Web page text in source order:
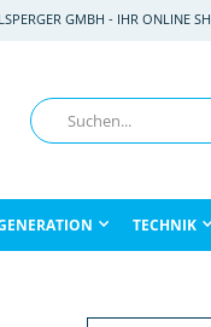
GMBH - IHR ONLINE
Suche
TECHNIK